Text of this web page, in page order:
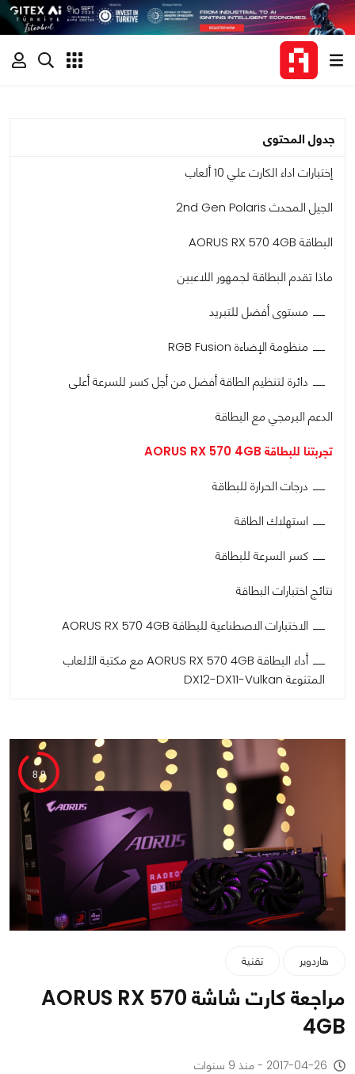
جدول المحتوى
إختبارات اداء الكارت علي 10 ألعاب
الجيل المحدث 2nd Gen Polaris
البطاقة AORUS RX 570 4GB
ماذا تقدم البطاقة لجمهور اللاعبين
مستوى أفضل للتبريد
منظومة الإضاءة RGB Fusion
دائرة لتنظيم الطاقة أفضل من أجل كسر للسرعة أعلى
الدعم البرمجي مع البطاقة
تجربتنا للبطاقة AORUS RX 570 4GB
درجات الحرارة للبطاقة
استهلاك الطاقة
كسر السرعة للبطاقة
نتائج اختبارات البطاقة
الاختبارات الاصطناعية للبطاقة AORUS RX 570 4GB
أداء البطاقة AORUS RX 570 4GB مع مكتبة الألعاب
المتنوعة DX12-DX11-Vulkan
8.9
هاردوير تقنية
مراجعة كارت شاشة AORUS RX 570
4GB
2017-04-26 - منذ 9 سنوات